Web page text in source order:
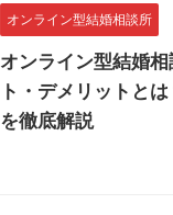
オンライン型結婚相談所
オンライン型結婚
ト・デメリットと
を徹底解説